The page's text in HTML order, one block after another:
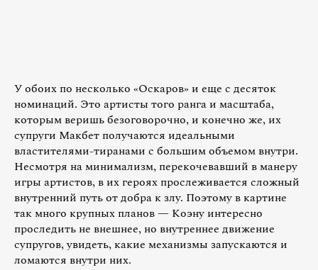
У обоих по несколько «Оскаров» и еще с десяток
номинаций. Это артисты того ранга и масштаба,
которым веришь безоговорочно, и конечно же, их
супруги Макбет получаются идеальными
властителями-тиранами с большим объемом внутри.
Несмотря на минимализм, перекочевавший в манеру
игры артистов, в их героях прослеживается сложный
внутренний путь от добра к злу. Поэтому в картине
так много крупных планов — Коэну интересно
проследить не внешнее, но внутреннее движение
супругов, увидеть, какие механизмы запускаются и
ломаются внутри них.